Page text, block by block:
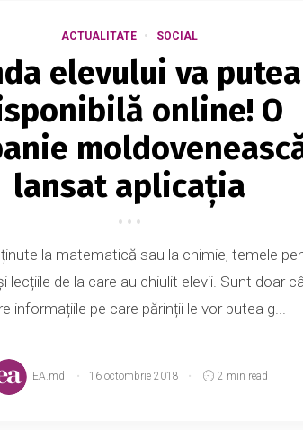
ACTUALITATE SOCIAL
elevului va
online! O
lansat aplicația
la matematică sau la chimie, temele
lecțiile de la care au chiulit elevii. Sunt doar
informațiile pe care părinții le vor putea g...
EA.md 16 octombrie 2018 2 min read